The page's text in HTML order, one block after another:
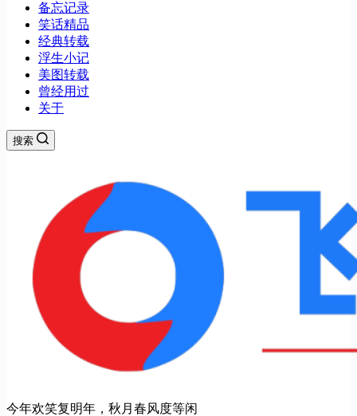
备忘记录
笑话精品
经典转载
浮生小记
美图转载
曾经用过
关于
搜索
今年欢笑复明年，秋月春风度等闲